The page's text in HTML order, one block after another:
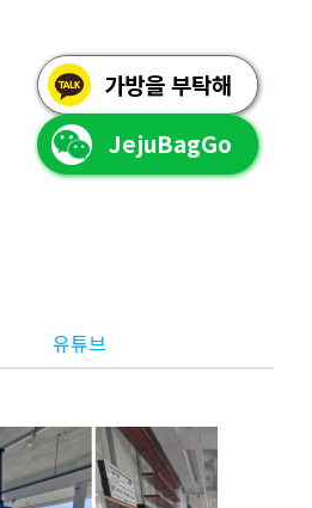
가방을 부탁해
JejuBagGo
유튜브